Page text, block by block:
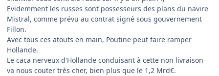
Evidemment les russes sont possesseurs des plans du navire
Mistral, comme prévu au contrat signé sous gouvernement
Fillon.
Avec tous ces atouts en main, Poutine peut faire ramper
Hollande.
Le caca nerveux d'Hollande conduisant à cette non livraison
va nous couter très cher, bien plus que le 1,2 Mrd€.